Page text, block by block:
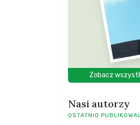
Zobacz
Nasi autorzy
OSTATNIO